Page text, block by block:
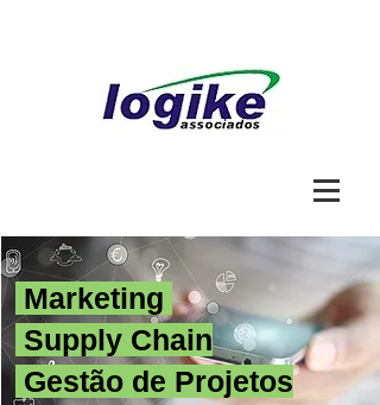
Marketing
Supply Chain
Gestão de Projetos